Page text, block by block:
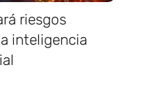
riesgos
inteligencia